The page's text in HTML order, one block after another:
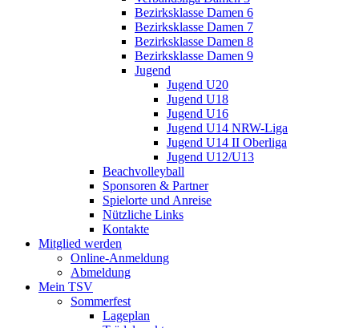
Bezirksklasse Damen 6
Bezirksklasse Damen 7
Bezirksklasse Damen 8
Bezirksklasse Damen 9
Jugend
Jugend U20
Jugend U18
Jugend U16
Jugend U14 NRW-Liga
Jugend U14 II Oberliga
Jugend U12/U13
Beachvolleyball
Sponsoren & Partner
Spielorte und Anreise
Nützliche Links
Kontakte
Mitglied werden
Online-Anmeldung
Abmeldung
Mein TSV
Sommerfest
Lageplan